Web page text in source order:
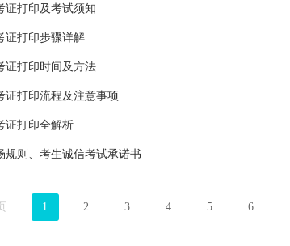
证打印及考试须知
证打印步骤详解
证打印时间及方法
证打印流程及注意事项
证打印全解析
规则、考生诚信考试承诺书
1 2 3 4 5 6